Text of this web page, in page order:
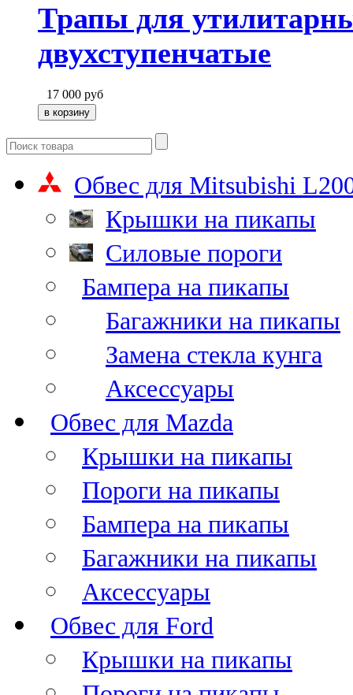
Трапы для
двухступенчатые
17 000 руб
Обвес для Mitsubishi
Крышки на пикапы
Силовые пороги
Бампера на пикапы
Багажники на пикапы
Замена стекла кунга
Аксессуары
Обвес для Mazda
Крышки на пикапы
Пороги на пикапы
Бампера на пикапы
Багажники на пикапы
Аксессуары
Обвес для Ford
Крышки на пикапы